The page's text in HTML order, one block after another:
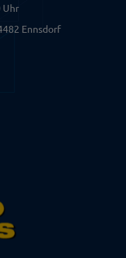
Uhr
Ennsdorf